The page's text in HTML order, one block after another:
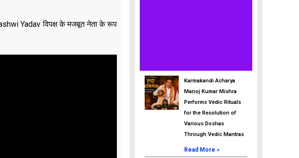
Yadav विपक्ष के मजबूत नेता के रूप
Karmakandi Acharya
Manoj Kumar Mishra
Performs Vedic Rituals
for the Resolution of
Various Doshas
Through Vedic Mantras
Read More »